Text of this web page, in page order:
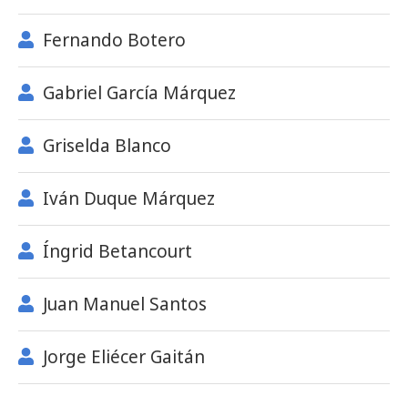
Fernando Botero
Gabriel García Márquez
Griselda Blanco
Iván Duque Márquez
Íngrid Betancourt
Juan Manuel Santos
Jorge Eliécer Gaitán